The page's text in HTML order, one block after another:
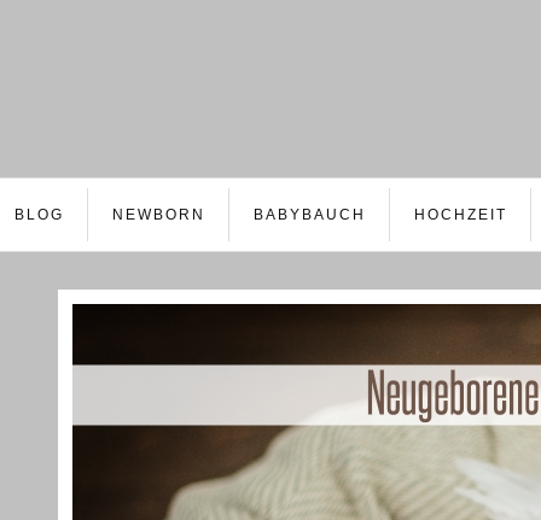
BLOG NEWBORN BABYBAUCH HOCHZEIT